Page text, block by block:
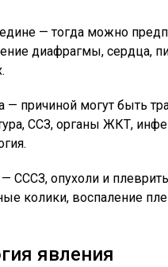
— тогда можно
диафрагмы, сердца,
— причиной могут быть
ССЗ, органы ЖКТ,
СССЗ, опухоли и
колики, воспаление
явления